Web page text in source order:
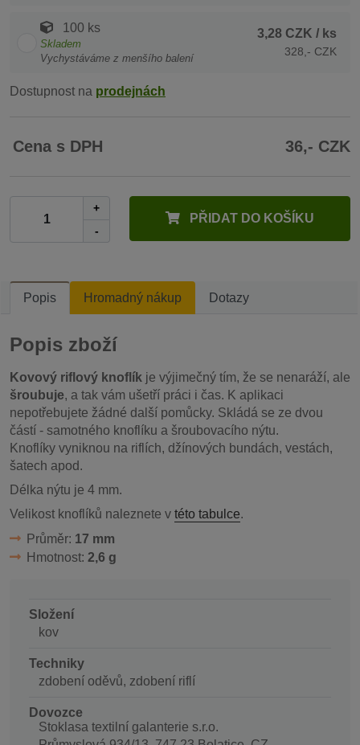
100 ks
Skladem
Vychystáváme z menšího balení
3,28 CZK / ks
328,- CZK
Dostupnost na prodejnách
Cena s DPH 36,- CZK
+
-
PŘIDAT DO KOŠÍKU
Popis Hromadný nákup Dotazy
Popis zboží
Kovový riflový knoflík je výjimečný tím, že se nenaráží, ale
šroubuje, a tak vám ušetří práci i čas. K aplikaci
nepotřebujete žádné další pomůcky. Skládá se ze dvou
částí - samotného knoflíku a šroubovacího nýtu.
Knoflíky vyniknou na riflích, džínových bundách, vestách,
šatech apod.
Délka nýtu je 4 mm.
Velikost knoflíků naleznete v této tabulce.
Průměr: 17 mm
Hmotnost: 2,6 g
Složení
kov
Techniky
zdobení oděvů, zdobení riflí
Dovozce
Stoklasa textilní galanterie s.r.o.